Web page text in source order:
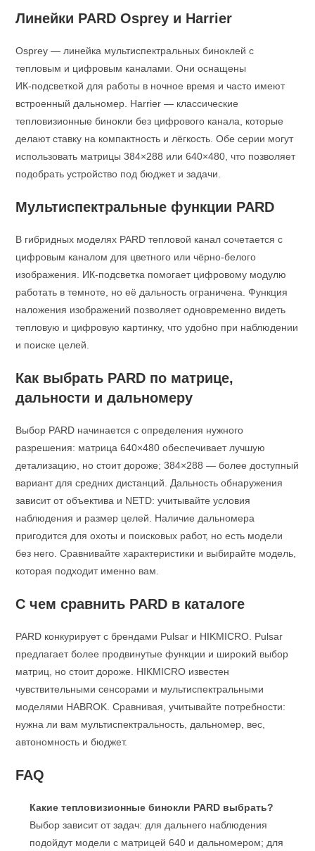
Линейки PARD Osprey и Harrier
Osprey — линейка мультиспектральных биноклей с
тепловым и цифровым каналами. Они оснащены
ИК‑подсветкой для работы в ночное время и часто имеют
встроенный дальномер. Harrier — классические
тепловизионные бинокли без цифрового канала, которые
делают ставку на компактность и лёгкость. Обе серии могут
использовать матрицы 384×288 или 640×480, что позволяет
подобрать устройство под бюджет и задачи.
Мультиспектральные функции PARD
В гибридных моделях PARD тепловой канал сочетается с
цифровым каналом для цветного или чёрно‑белого
изображения. ИК‑подсветка помогает цифровому модулю
работать в темноте, но её дальность ограничена. Функция
наложения изображений позволяет одновременно видеть
тепловую и цифровую картинку, что удобно при наблюдении
и поиске целей.
Как выбрать PARD по матрице,
дальности и дальномеру
Выбор PARD начинается с определения нужного
разрешения: матрица 640×480 обеспечивает лучшую
детализацию, но стоит дороже; 384×288 — более доступный
вариант для средних дистанций. Дальность обнаружения
зависит от объектива и NETD: учитывайте условия
наблюдения и размер целей. Наличие дальномера
пригодится для охоты и поисковых работ, но есть модели
без него. Сравнивайте характеристики и выбирайте модель,
которая подходит именно вам.
С чем сравнить PARD в каталоге
PARD конкурирует с брендами Pulsar и HIKMICRO. Pulsar
предлагает более продвинутые функции и широкий выбор
матриц, но стоит дороже. HIKMICRO известен
чувствительными сенсорами и мультиспектральными
моделями HABROK. Сравнивая, учитывайте потребности:
нужна ли вам мультиспектральность, дальномер, вес,
автономность и бюджет.
FAQ
Какие тепловизионные бинокли PARD выбрать?
Выбор зависит от задач: для дальнего наблюдения
подойдут модели с матрицей 640 и дальномером; для